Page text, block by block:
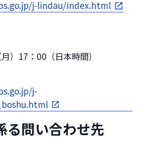
j-lindau/index.html
）17：00（日本時間）
j-
る問い合わせ先